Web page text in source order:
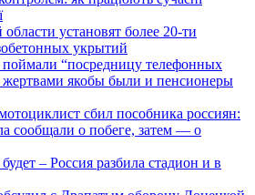
установят более 20-ти
укрытий
“посредницу телефонных
якобы были и пенсионеры
сбил пособника россиян:
сообщали о побеге, затем — о
– Россия разбила стадион и в